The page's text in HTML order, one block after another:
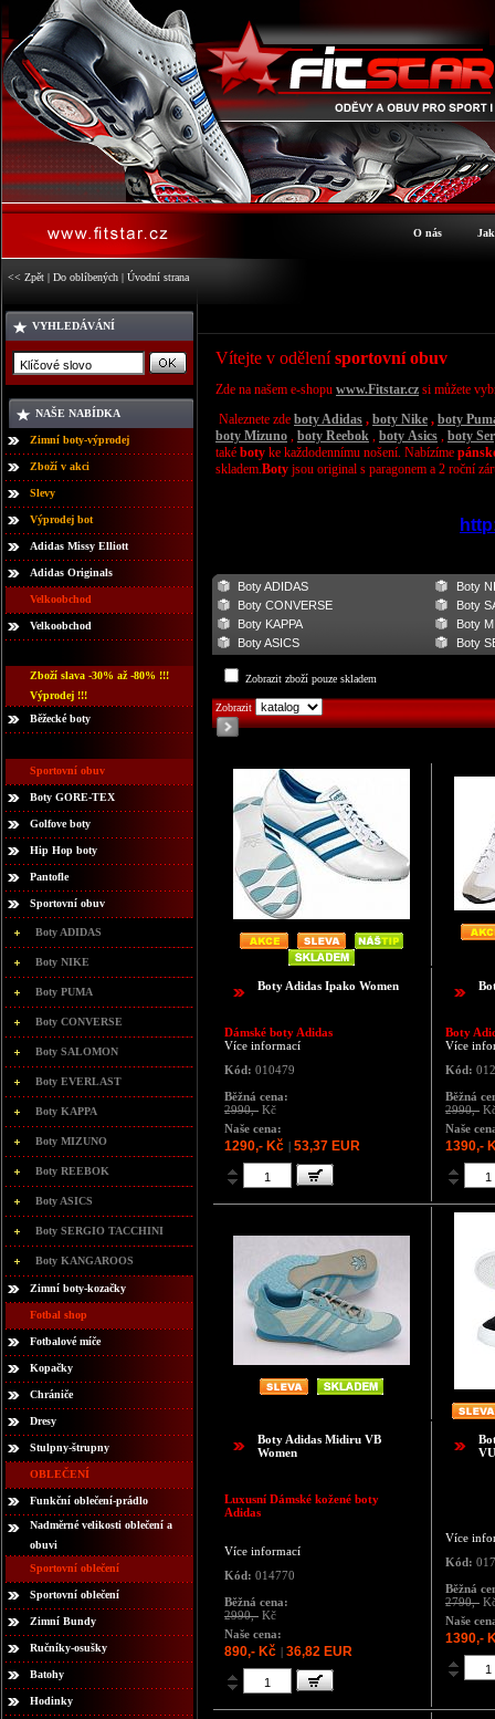
O nás
<< Zpět | Do oblíbených | Úvodní strana
VYHLEDÁVÁNÍ
NAŠE NABÍDKA
Zimní boty-výprodej
Zboží v akci
Slevy
Výprodej bot
Adidas Missy Elliott
Adidas Originals
Velkoobchod
Velkoobchod
Zboží slava -30% až -80% !!!
Výprodej !!!
Běžecké boty
Sportovní obuv
Boty GORE-TEX
Golfove boty
Hip Hop boty
Pantofle
Sportovní obuv
Boty ADIDAS
Boty NIKE
Boty PUMA
Boty CONVERSE
Boty SALOMON
Boty EVERLAST
Boty KAPPA
Boty MIZUNO
Boty REEBOK
Boty ASICS
Boty SERGIO TACCHINI
Boty KANGAROOS
Zimní boty-kozačky
Fotbal shop
Fotbalové míče
Kopačky
Chrániče
Dresy
Stulpny-štrupny
OBLEČENÍ
Funkční oblečení-prádlo
Nadměrné velikosti oblečení a
obuvi
Sportovní oblečení
Sportovní oblečení
Zimní Bundy
Ručníky-osušky
Batohy
Hodinky
Vítejte v odělenísportovní obuv
Zde na našem e-shopu www.Fitstar.cz si můžete
Naleznete zde boty Adidas , boty Nike , boty
boty Mizuno , boty Reebok , boty Asics , boty
také boty ke každodennímu nošení. Nabízíme
skladem.Boty jsou original s paragonem a 2 roční
Boty ADIDAS
Boty
Boty CONVERSE
Boty
Boty KAPPA
Boty
Boty ASICS
Boty
Zobrazit zboží pouze skladem
Zobrazit
Boty Adidas Ipako Women
Dámské boty Adidas
Více informací
Kód: 010479
Běžná cena:
2990,- Kč
Naše cena:
1290,- Kč | 53,37 EUR
Boty
Více
Kód:
Běžná
2990,-
Naše
1390,-
Boty Adidas Midiru VB
Women
Luxusní Dámské kožené boty
Adidas
Více informací
Kód: 014770
Běžná cena:
2990,- Kč
Naše cena:
890,- Kč | 36,82 EUR
Více
Kód:
Běžná
2790,-
Naše
1390,-